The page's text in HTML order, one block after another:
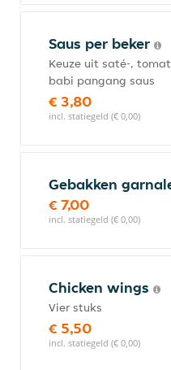
Saus per beker
Keuze uit saté-,
babi pangang saus
€ 3,80
incl. statiegeld (€ 0,00)
Gebakken
€ 7,00
incl. statiegeld (€ 0,00)
Chicken wings
Vier stuks
€ 5,50
incl. statiegeld (€ 0,00)